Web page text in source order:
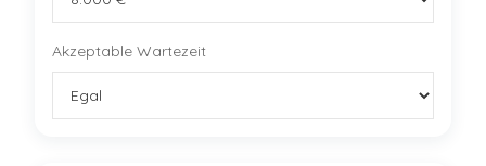
Akzeptable Wartezeit